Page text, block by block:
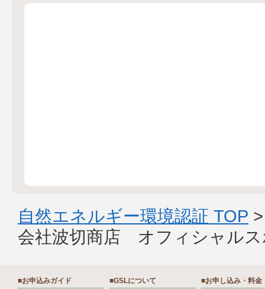
自然エネルギー環境認証 TOP
会社波切商店 オフィシャルス
■お申込みガイド ■GSLについて ■お申し込み・料金